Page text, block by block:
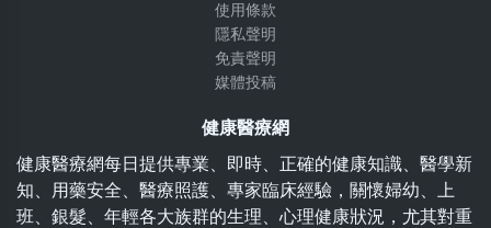
使用條款
隱私聲明
免責聲明
媒體投稿
健康醫療網
健康醫療網每日提供專業、即時、正確的健康知識、醫學新
知、用藥安全、醫療照護、專家臨床經驗，關懷婦幼、上
班、銀髮、年輕各大族群的生理、心理健康狀況，尤其對重